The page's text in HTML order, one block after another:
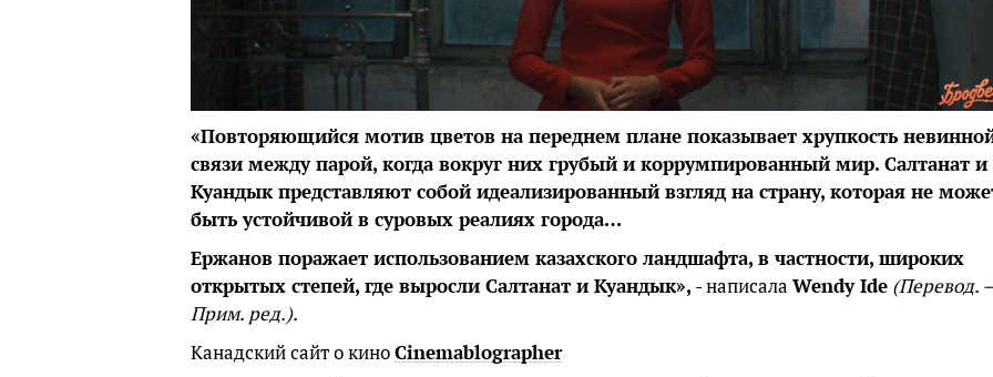
«Повторяющийся мотив цветов на переднем плане показывает хрупкость
связи между парой, когда вокруг них грубый и коррумпированный мир. Салтанат и
Куандык представляют собой идеализированный взгляд на страну, которая не
быть устойчивой в суровых реалиях города…
Ержанов поражает использованием казахского ландшафта, в частности, широких
открытых степей, где выросли Салтанат и Куандык», - написала Wendy Ide (Перевод. –
Прим. ред.).
Канадский сайт о киноCinemablographer